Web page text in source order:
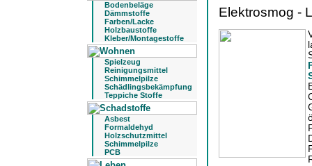
Bodenbeläge
Dämmstoffe
Farben/Lacke
Holzbaustoffe
Kleber/Montagestoffe
Spielzeug
Reinigungsmittel
Schimmelpilze
Schädlingsbekämpfung
Teppiche Stoffe
Asbest
Formaldehyd
Holzschutzmittel
Schimmelpilze
PCB
Elektrosmog -